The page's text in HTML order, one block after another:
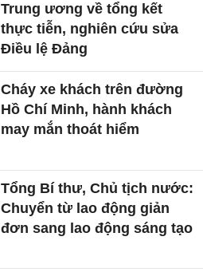
Trung ương về tổng kết
thực tiễn, nghiên cứu sửa
Điều lệ Đảng
Cháy xe khách trên đường
Hồ Chí Minh, hành khách
may mắn thoát hiểm
Tổng Bí thư, Chủ tịch nước:
Chuyển từ lao động giản
đơn sang lao động sáng tạo